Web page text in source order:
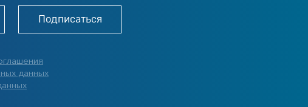
Подписаться
данных